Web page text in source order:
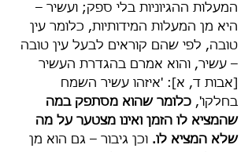
המעלות ההגיוניות בלי ספק; ועשיר –
היא מן המעלות המידותיות, כלומר עין
טובה, לפי שהם קוראים לבעל עין טובה
– עשיר, והוא אמרם בהגדרת העשיר
[אבות ד, א]: 'איזהו עשיר השמח
בחלקו', כלומר שהוא מסתפק במה
שהמציא לו הזמן ואינו מצטער על מה
שלא המציא לו. וכן גיבור – גם הוא מן